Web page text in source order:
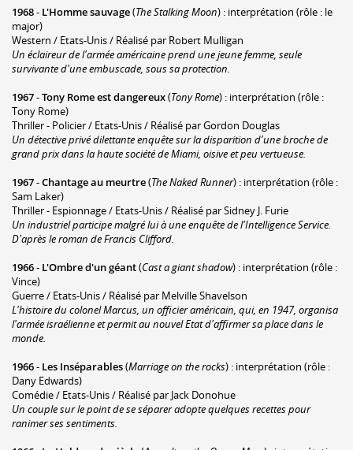
1968- L'Homme sauvage(The Stalking Moon) : interprétation (rôle : le
major)
Western / Etats-Unis / Réalisé par Robert Mulligan
Un éclaireur de l'armée américaine prend une jeune femme, seule
survivante d'une embuscade, sous sa protection.
1967-Tony Rome est dangereux(Tony Rome) : interprétation (rôle :
Tony Rome)
Thriller - Policier / Etats-Unis / Réalisé par Gordon Douglas
Un détective privé dilettante enquête sur la disparition d'une broche de
grand prix dans la haute société de Miami, oisive et peu vertueuse.
1967-Chantage au meurtre(The Naked Runner) : interprétation (rôle :
Sam Laker)
Thriller - Espionnage / Etats-Unis / Réalisé par Sidney J. Furie
Un industriel participe malgré lui à une enquête de l'Intelligence Service.
D'après le roman de Francis Clifford.
1966- L'Ombre d'un géant(Cast a giant shadow) : interprétation (rôle :
Vince)
Guerre / Etats-Unis / Réalisé par Melville Shavelson
L'histoire du colonel Marcus, un officier américain, qui, en 1947, organisa
l'armée israélienne et permit au nouvel Etat d'affirmer sa place dans le
monde.
1966- Les Inséparables(Marriage on the rocks) : interprétation (rôle :
Dany Edwards)
Comédie / Etats-Unis / Réalisé par Jack Donohue
Un couple sur le point de se séparer adopte quelques recettes pour
ranimer ses sentiments.